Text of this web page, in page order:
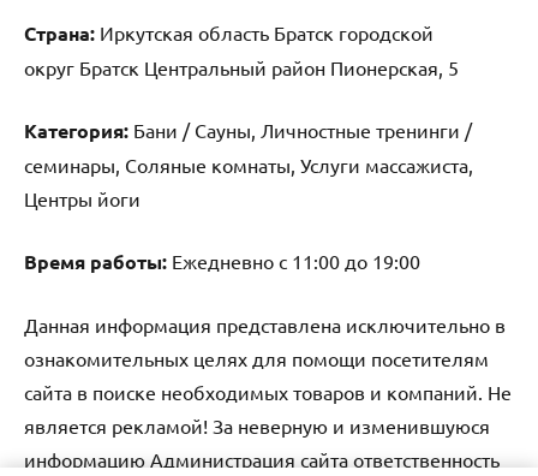
Страна: Иркутская область Братск городской
округ Братск Центральный район Пионерская, 5
Категория: Бани / Сауны, Личностные тренинги /
семинары, Соляные комнаты, Услуги массажиста,
Центры йоги
Время работы: Ежедневно с 11:00 до 19:00
Данная информация представлена исключительно в
ознакомительных целях для помощи посетителям
сайта в поиске необходимых товаров и компаний. Не
является рекламой! За неверную и изменившуюся
информацию Администрация сайта ответственность